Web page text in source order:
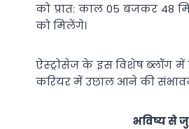
को प्रात: काल 05 बजकर 48
को मिलेंगे।
ऐस्‍ट्रोसेज के इस विशेष ब्‍लॉग
करियर में उछाल आने की
भविष्य से